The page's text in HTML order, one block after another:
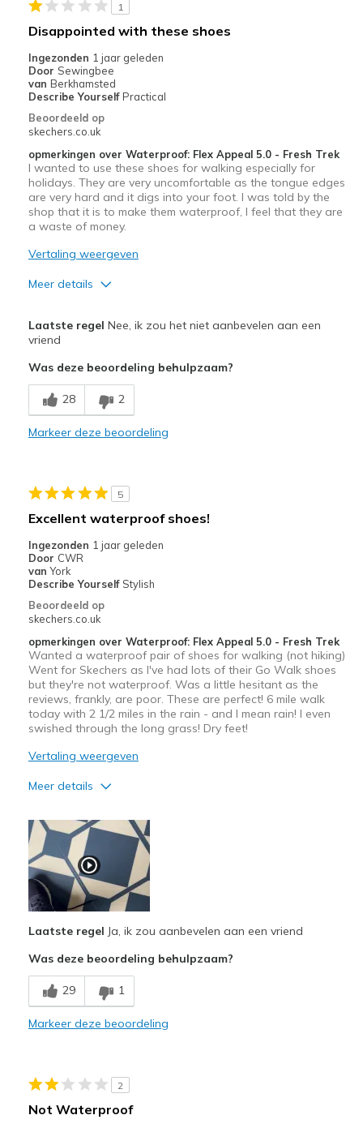
1
Disappointed with these shoes
Ingezonden 1 jaar geleden
Door Sewingbee
van Berkhamsted
Describe Yourself Practical
Beoordeeld op
skechers.co.uk
opmerkingen over Waterproof: Flex Appeal 5.0 - Fresh Trek
I wanted to use these shoes for walking especially for
holidays. They are very uncomfortable as the tongue edges
are very hard and it digs into your foot. I was told by the
shop that it is to make them waterproof, I feel that they are
a waste of money.
Vertaling weergeven
Meer details
Need Break In
The tongue hurts your foot as the edges are hard
Beste toepassingen
Casual Wear
Sizing
View On Shoes
Shoes are for Wearing
Laatste regel Nee, ik zou het niet aanbevelen aan een
vriend
Was deze beoordeling behulpzaam?
28 2
Markeer deze beoordeling
5
Excellent waterproof shoes!
Ingezonden 1 jaar geleden
Door CWR
van York
Describe Yourself Stylish
Beoordeeld op
skechers.co.uk
opmerkingen over Waterproof: Flex Appeal 5.0 - Fresh Trek
Wanted a waterproof pair of shoes for walking (not hiking)
Went for Skechers as I've had lots of their Go Walk shoes
but they're not waterproof. Was a little hesitant as the
reviews, frankly, are poor. These are perfect! 6 mile walk
today with 2 1/2 miles in the rain - and I mean rain! I even
swished through the long grass! Dry feet!
Vertaling weergeven
Meer details
Attractive Design
Breathe Well
Beste toepassingen
Casual Wear
Travel
Width
Laatste regel Ja, ik zou aanbevelen aan een vriend
Was deze beoordeling behulpzaam?
29 1
Markeer deze beoordeling
2
Not Waterproof